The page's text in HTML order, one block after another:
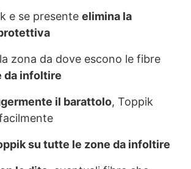
e se presente elimina la
zona da dove escono le fibre
da infoltire
il barattolo, Toppik
su tutte le zone da infoltire